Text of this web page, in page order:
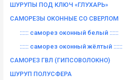
ШУРУПЫ ПОД КЛЮЧ «ГЛУХАРЬ»
САМОРЕЗЫ ОКОННЫЕ СО СВЕРЛОМ
:::::: саморез оконный белый ::::::
:::::: саморез оконный жёлтый ::::::
САМОРЕЗ ГВЛ (ГИПСОВОЛОКНО)
ШУРУП ПОЛУСФЕРА